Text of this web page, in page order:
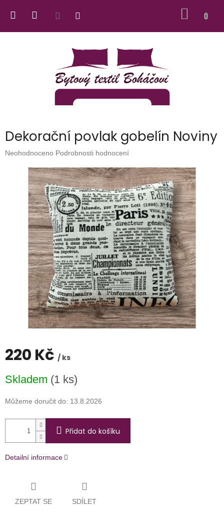
Dekorační povlak gobelín Noviny
Průměrné
produktu
hvězdiček.
Neohodnoceno Podrobnosti hodnocení
220 Kč / ks
cena:
Skladem (1 ks)
Můžeme doručit do: 13.8.2026
Přidat do košíku
Detailní informace
ZEPTAT SE SDÍLET